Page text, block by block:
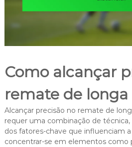
Como alcançar
remate de longa
Alcançar precisão no remate de
requer uma combinação de
dos fatores-chave que influenciam
concentrar-se em elementos como